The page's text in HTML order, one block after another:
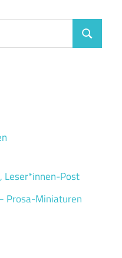
Suchen
Leser*innen-Post
Prosa-Miniaturen